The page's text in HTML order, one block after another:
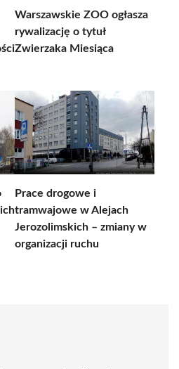
Warszawskie ZOO ogłasza
rywalizację o tytuł
Zwierzaka Miesiąca
Prace drogowe i
tramwajowe w Alejach
Jerozolimskich – zmiany w
organizacji ruchu